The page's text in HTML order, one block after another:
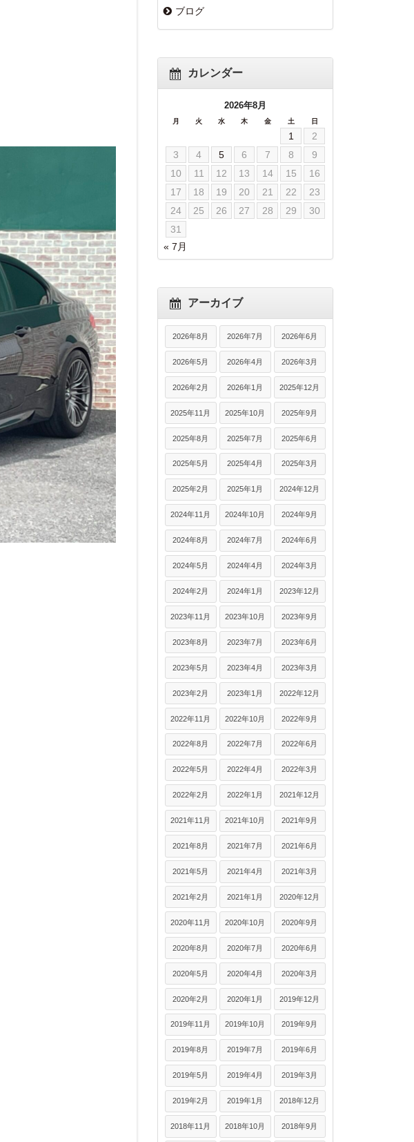
ブログ
カレンダー
2026年8月
月 火 水 木 金 土 日
1
2
3
4 5 6 7 8
9
10
11 12 13 14 15
16
17
18 19 20 21 22
23
24
25 26 27 28 29
30
31
« 7月
アーカイブ
2026年8月 2026年7月 2026年6月
2026年5月 2026年4月 2026年3月
2026年2月 2026年1月 2025年12月
2025年11月 2025年10月 2025年9月
2025年8月 2025年7月 2025年6月
2025年5月 2025年4月 2025年3月
2025年2月 2025年1月 2024年12月
2024年11月 2024年10月 2024年9月
2024年8月 2024年7月 2024年6月
2024年5月 2024年4月 2024年3月
2024年2月 2024年1月 2023年12月
2023年11月 2023年10月 2023年9月
2023年8月 2023年7月 2023年6月
2023年5月 2023年4月 2023年3月
2023年2月 2023年1月 2022年12月
2022年11月 2022年10月 2022年9月
2022年8月 2022年7月 2022年6月
2022年5月 2022年4月 2022年3月
2022年2月 2022年1月 2021年12月
2021年11月 2021年10月 2021年9月
2021年8月 2021年7月 2021年6月
2021年5月 2021年4月 2021年3月
2021年2月 2021年1月 2020年12月
2020年11月 2020年10月 2020年9月
2020年8月 2020年7月 2020年6月
2020年5月 2020年4月 2020年3月
2020年2月 2020年1月 2019年12月
2019年11月 2019年10月 2019年9月
2019年8月 2019年7月 2019年6月
2019年5月 2019年4月 2019年3月
2019年2月 2019年1月 2018年12月
2018年11月 2018年10月 2018年9月